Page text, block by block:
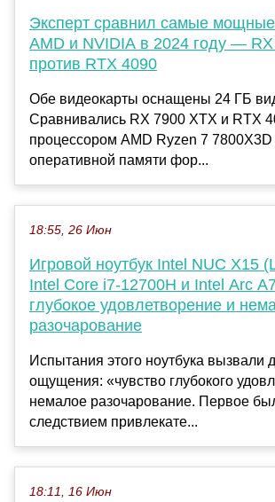
Эксперт сравнил самые
AMD и NVIDIA в 2024 году —
против RTX 4090
Обе видеокарты оснащены 24 ГБ
Сравнивались RX 7900 XTX и RTX
процессором AMD Ryzen 7
оперативной памяти фор...
18:55, 26 Июн
Игровой ноутбук Intel NUC X15
Intel Core i7-12700H и Intel Arc
глубокое удовлетворение и
разочарование
Испытания этого ноутбука вызвали
ощущения: «чувство глубокого
немалое разочарование. Первое
следствием привлекате...
18:11, 16 Июн